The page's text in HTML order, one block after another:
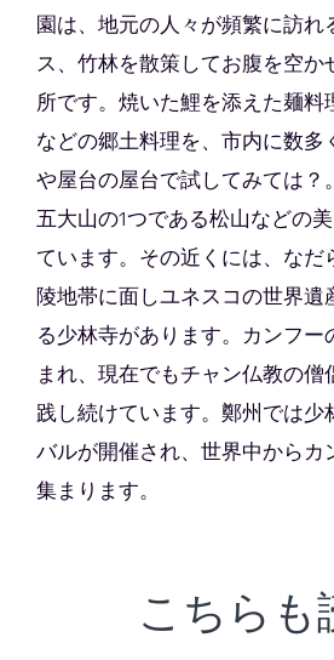
園は、地元の人々が頻繁に訪れ
ス、竹林を散策してお腹を空か
所です。焼いた鯉を添えた麺料
などの郷土料理を、市内に数多
や屋台の屋台で試してみては？
五大山の1つである松山などの
ています。その近くには、なだ
陵地帯に面しユネスコの世界遺
る少林寺があります。カンフー
まれ、現在でもチャン仏教の僧
践し続けています。鄭州では少
バルが開催され、世界中からカ
集まります。
こちらも